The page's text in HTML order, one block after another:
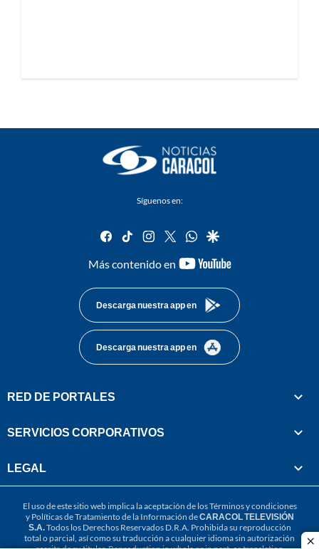
Síguenos en:
facebook
tiktok instagram
twitterwhatsapp
google
Más contenido en
youtube-
Descarga nuestra app en
Descarga nuestra app en
RED DE PORTALES
SERVICIOS CORPORATIVOS
LEGAL
El uso de este sitio web implica la aceptación de losTérminos y condiciones
y Políticas de Tratamiento de la Información deCARACOL TELEVISIÓN
S.A.Todos los Derechos Reservados D.R.A. Prohibida su reproducción
total o parcial, así como su traducción a cualquier idioma sin autorización